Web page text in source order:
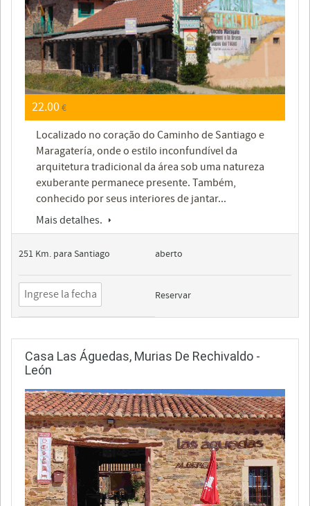
22.00€
Localizado no coração do Caminho de Santiago e
Maragatería, onde o estilo inconfundível da
arquitetura tradicional da área sob uma natureza
exuberante permanece presente. Também,
conhecido por seus interiores de jantar...
Mais detalhes.
251 Km. para Santiago aberto
Reservar
Casa Las Águedas, Murias De Rechivaldo -
León